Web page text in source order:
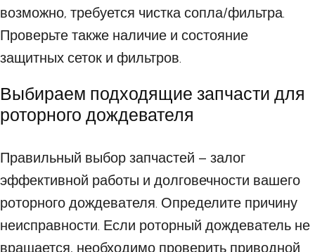
возможно, требуется чистка сопла/фильтра.
Проверьте также наличие и состояние
защитных сеток и фильтров.
Выбираем подходящие запчасти для
роторного дождевателя
Правильный выбор запчастей – залог
эффективной работы и долговечности вашего
роторного дождевателя. Определите причину
неисправности. Если роторный дождеватель не
вращается, необходимо проверить приводной